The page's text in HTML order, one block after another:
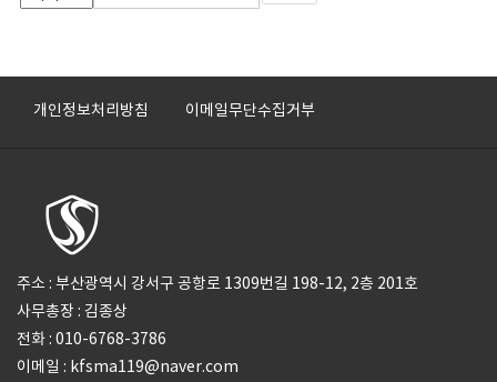
개인정보처리방침 이메일무단수집거부
주소 : 부산광역시 강서구 공항로 1309번길 198-12, 2층 201호
사무총장 : 김종상
전화 : 010-6768-3786
이메일 : kfsma119@naver.com